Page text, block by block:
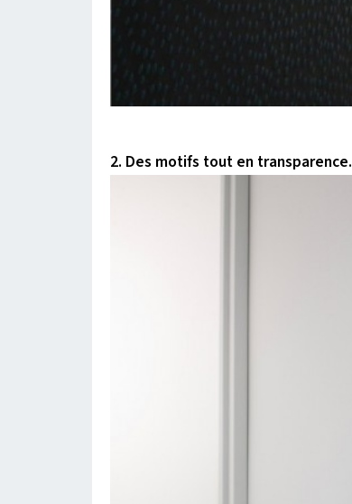
2. Des motifs tout en transparence.